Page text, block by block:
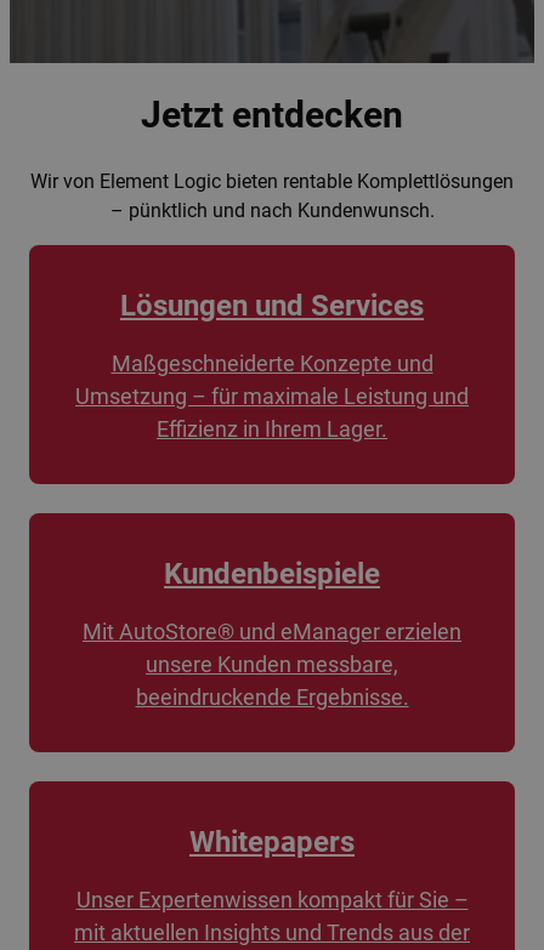
Jetzt entdecken
Wir von Element Logic bieten rentable Komplettlösungen
– pünktlich und nach Kundenwunsch.
Lösungen und Services
Maßgeschneiderte Konzepte und
Umsetzung – für maximale Leistung und
Effizienz in Ihrem Lager.
Kundenbeispiele
Mit AutoStore® und eManager erzielen
unsere Kunden messbare,
beeindruckende Ergebnisse.
Whitepapers
Unser Expertenwissen kompakt für Sie –
mit aktuellen Insights und Trends aus der